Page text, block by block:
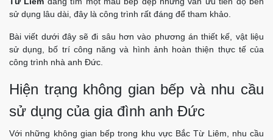
sử dụng lâu dài, đây là công trình rất đáng để tham khảo.
Bài viết dưới đây sẽ đi sâu hơn vào phương án thiết kế, vật liệu
sử dụng, bố trí công năng và hình ảnh hoàn thiện thực tế của
công trình nhà anh Đức.
Hiện trạng không gian bếp và nhu cầu
sử dụng của gia đình anh Đức
Với những không gian bếp trong khu vực Bắc Từ Liêm, nhu cầu